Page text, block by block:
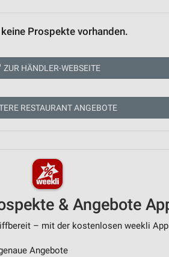
Prospekte vorhanden.
ZUR HÄNDLER-WEBSEITE
RESTAURANT ANGEBOTE
& Angebote
– mit der kostenlosen weekli
Angebote